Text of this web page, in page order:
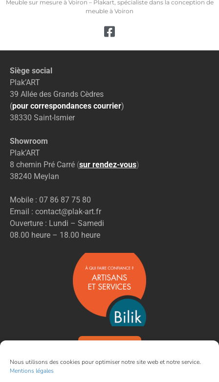
Nous utilisons des cookies pour optimiser notre site web et notre service.
Mentions légales
Meuble sur mesure à Voiron – Plakart, spécialiste dans la conception de
meuble à Voiron
Siège social
Plak’ART
39 Allée des Grands Cèdres
(pour correspondances courrier)
38330 Saint-Ismier
Showroom
Plak’ART
8 chemin Pré Carré (sur rendez-vous)
38240 Meylan
Mobile : 07 86 87 75 80
Email : contact@plak-art.fr
Ouverture : Lundi – Samedi
08.00 heure – 18.00 heure